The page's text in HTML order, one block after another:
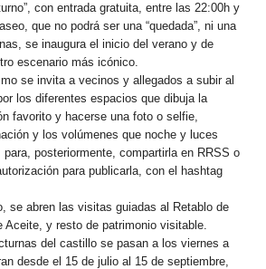
con entrada gratuita, entre las 22:00h y
que no podrá ser una “quedada”, ni una
se inaugura el inicio del verano y de
escenario más icónico.
se invita a vecinos y allegados a subir al
los diferentes espacios que dibuja la
favorito y hacerse una foto o selfie,
y los volúmenes que noche y luces
posteriormente, compartirla en RRSS o
para publicarla, con el hashtag
se abren las visitas guiadas al Retablo de
Aceite, y resto de patrimonio visitable.
del castillo se pasan a los viernes a
desde el 15 de julio al 15 de septiembre,